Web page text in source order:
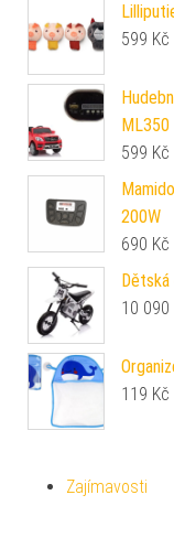
599 Kč
ML350
599 Kč
200W
690 Kč
10 090
119 Kč
Zajímavosti